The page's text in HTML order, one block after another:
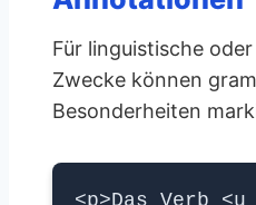
Für linguistische
Zwecke können
Besonderheiten
<p>Das Verb <u